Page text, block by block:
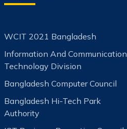
WCIT 2021 Bangladesh
Information And Communication
Technology Division
Bangladesh Computer Council
Bangladesh Hi-Tech Park
Authority